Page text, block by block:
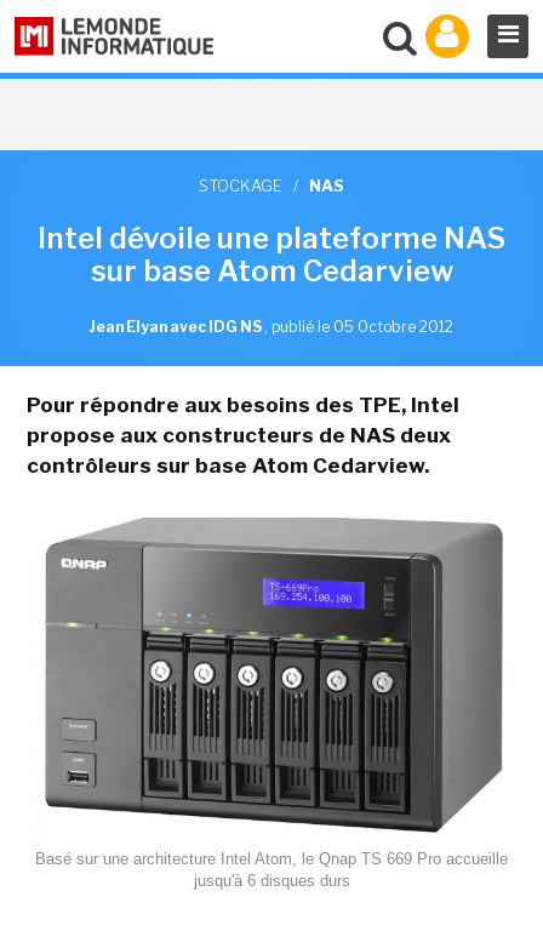
STOCKAGE / NAS
Intel dévoile une plateforme NAS
sur base Atom Cedarview
Jean Elyan avec IDG NS , publié le 05 Octobre 2012
Pour répondre aux besoins des TPE, Intel
propose aux constructeurs de NAS deux
contrôleurs sur base Atom Cedarview.
Basé sur une architecture Intel Atom, le Qnap TS 669 Pro accueille
jusqu'à 6 disques durs